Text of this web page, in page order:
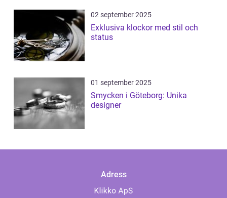
02 september 2025
Exklusiva klockor med stil och
status
01 september 2025
Smycken i Göteborg: Unika
designer
Adress